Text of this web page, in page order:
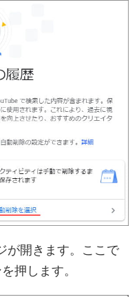
が開きます。ここで
押します。